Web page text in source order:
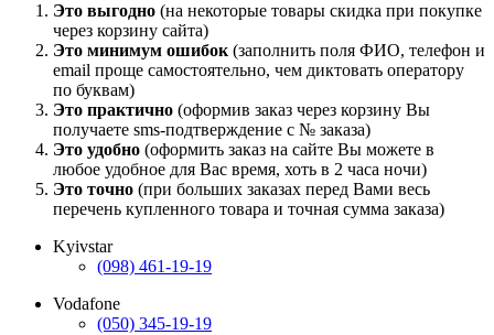
Это выгодно (на некоторые товары скидка при покупке
через корзину сайта)
Это минимум ошибок (заполнить поля ФИО, телефон и
email проще самостоятельно, чем диктовать оператору
по буквам)
Это практично (оформив заказ через корзину Вы
получаете sms-подтверждение с № заказа)
Это удобно (оформить заказ на сайте Вы можете в
любое удобное для Вас время, хоть в 2 часа ночи)
Это точно (при больших заказах перед Вами весь
перечень купленного товара и точная сумма заказа)
Kyivstar
(098) 461-19-19
Vodafone
(050) 345-19-19